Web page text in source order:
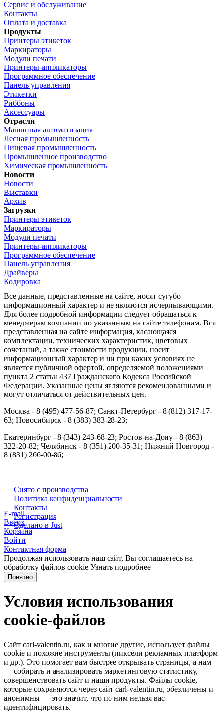
Сервис и обслуживание
Контакты
Оплата и доставка
Продукты
Принтеры этикеток
Маркираторы
Модули печати
Принтеры-аппликаторы
Программное обеспечение
Панель управления
Этикетки
Риббоны
Аксессуары
Отрасли
Машинная автоматизация
Лесная промышленность
Пищевая промышленность
Промышленное производство
Химическая промышленность
Новости
Новости
Выставки
Архив
Загрузки
Принтеры этикеток
Маркираторы
Модули печати
Принтеры-аппликаторы
Программное обеспечение
Панель управления
Драйверы
Кодировка
Все данные, представленные на сайте, носят сугубо
информационный характер и не являются исчерпывающими.
Для более подробной информации следует обращаться к
менеджерам компании по указанным на сайте телефонам. Вся
представленная на сайте информация, касающаяся
комплектации, технических характеристик, цветовых
сочетаний, а также стоимости продукции, носит
информационный характер и ни при каких условиях не
является публичной офертой, определяемой положениями
пункта 2 статьи 437 Гражданского Кодекса Российской
Федерации. Указанные цены являются рекомендованными и
могут отличаться от действительных цен.
Москва - 8 (495) 477-56-87; Санкт-Петербург - 8 (812) 317-17-
63; Новосибирск - 8 (383) 383-28-23;
Екатеринбург - 8 (343) 243-68-23; Ростов-на-Дону - 8 (863)
322-20-82; Челябинск - 8 (351) 200-35-31; Нижний Новгород -
8 (831) 266-00-86;
Снято с производства
Политика конфиденциальности
Контакты
Регистрация
Сделано в Just
E-mail
Вверх
Корзина
Войти
Контактная форма
Продолжая использовать наш сайт, Вы соглашаетесь на
обработку файлов cookie Узнать подробнее
Понятно
Условия использования
cookie-файлов
Сайт carl-valentin.ru, как и многие другие, использует файлы
cookie и похожие инструменты (пиксели рекламных платформ
и др.). Это помогает вам быстрее открывать страницы, а нам
— собирать и анализировать маркетинговую статистику,
совершенствовать сайт и наши продукты. Файлы сookie,
которые сохраняются через сайт carl-valentin.ru, обезличены и
анонимны — это значит, что по ним нельзя вас
идентифицировать.